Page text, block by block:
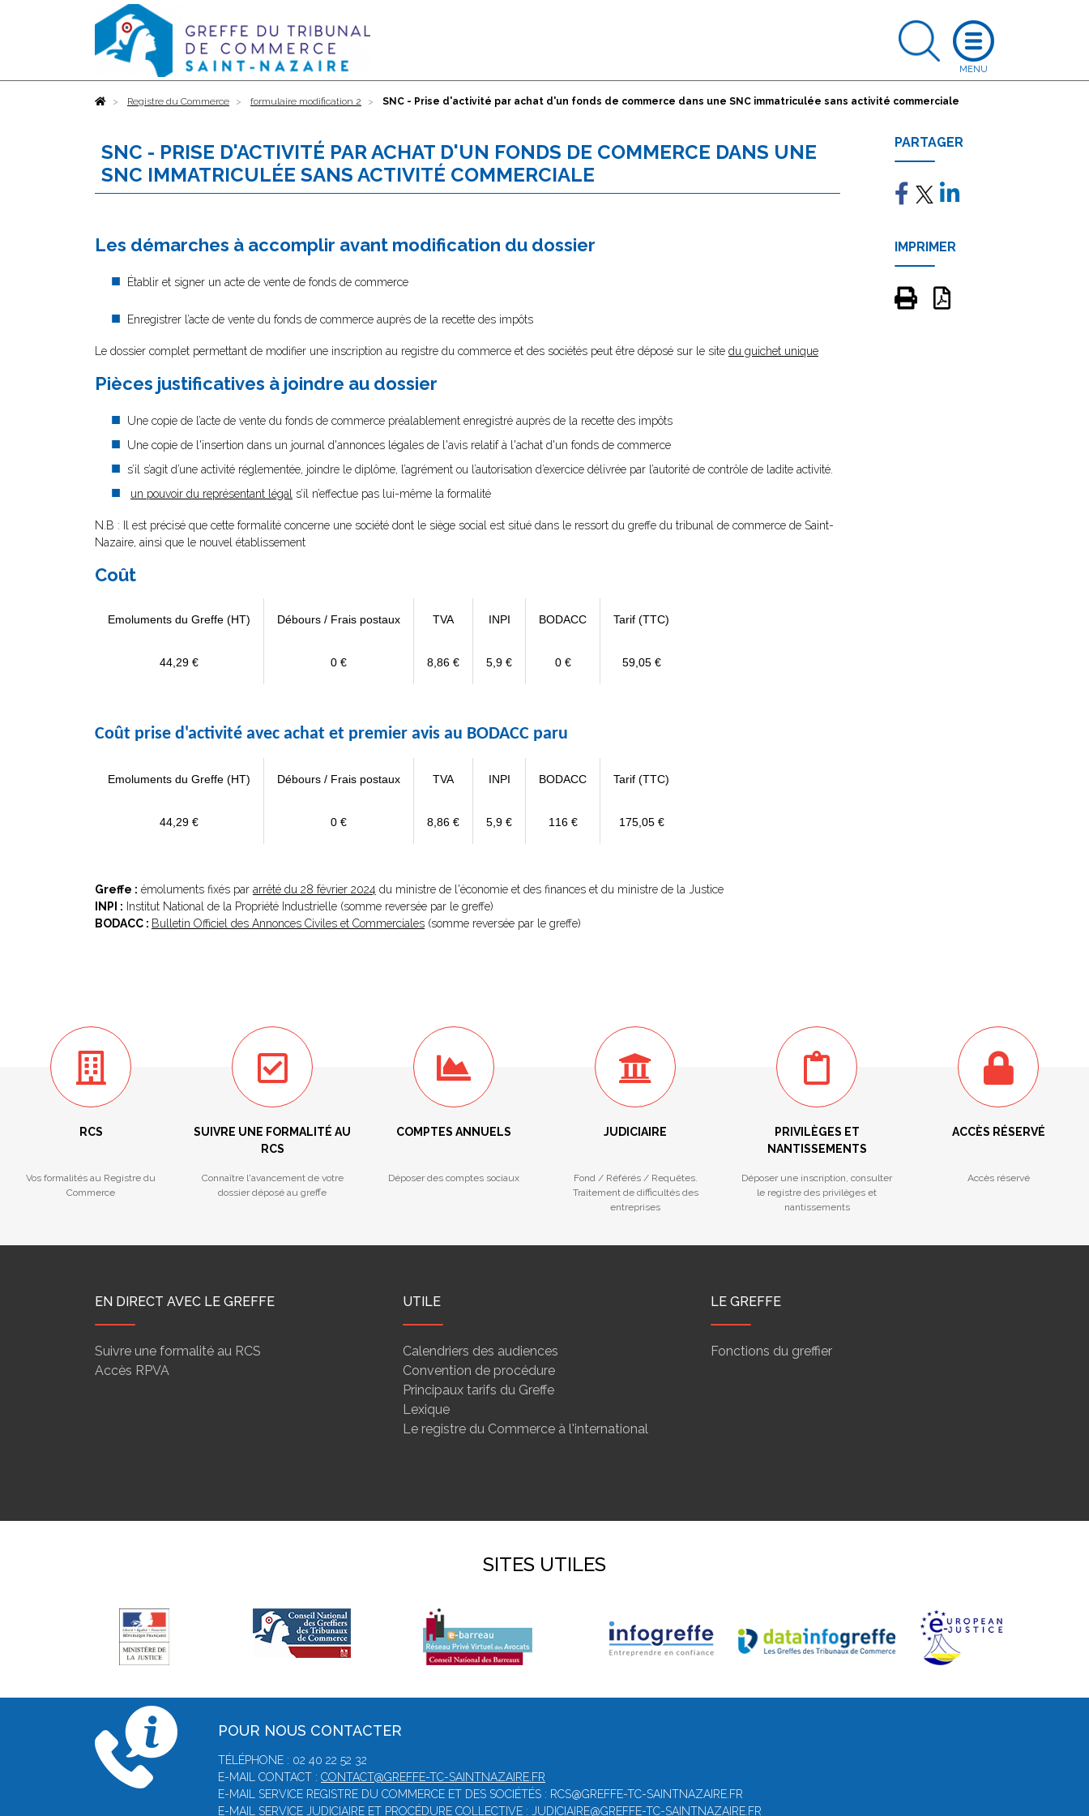
AccueilRegistre du Commerce formulaire modification 2 SNC - Prise d'activité par achat d'un fonds de commerce dans une SNC immatriculée sans activité commerciale
SNC - PRISE D'ACTIVITÉ PAR ACHAT D'UN FONDS DE COMMERCE DANS UNE
SNC IMMATRICULÉE SANS ACTIVITÉ COMMERCIALE
Les démarches à accomplir avant modification du dossier
Établir et signer un acte de vente de fonds de commerce
Enregistrer l’acte de vente du fonds de commerce auprès de la recette des impôts
Le dossier complet permettant de modifier une inscription au registre du commerce et des sociétés peut être déposé sur le site du guichet unique
Pièces justificatives à joindre au dossier
Une copie de l’acte de vente du fonds de commerce préalablement enregistré auprès de la recette des impôts
Une copie de l'insertion dans un journal d'annonces légales de l'avis relatif à l'achat d'un fonds de commerce
s’il s’agit d’une activité réglementée, joindre le diplôme, l’agrément ou l’autorisation d’exercice délivrée par l’autorité de contrôle de ladite activité.
un pouvoir du représentant légal s’il n’effectue pas lui-même la formalité
N.B : Il est précisé que cette formalité concerne une société dont le siège social est situé dans le ressort du greffe du tribunal de commerce de Saint-
Nazaire, ainsi que le nouvel établissement
Coût
Emoluments du Greffe (HT) Débours / Frais postaux TVA INPI BODACC Tarif (TTC)
44,29 € 0 € 8,86 € 5,9 € 0 € 59,05 €
Coût prise d'activité avec achat et premier avis au BODACC paru
Emoluments du Greffe (HT) Débours / Frais postaux TVA INPI BODACC Tarif (TTC)
44,29 € 0 € 8,86 € 5,9 € 116 € 175,05 €
Greffe : émoluments fixés par arrêté du 28 février 2024 du ministre de l'économie et des finances et du ministre de la Justice
INPI : Institut National de la Propriété Industrielle (somme reversée par le greffe)
BODACC : Bulletin Officiel des Annonces Civiles et Commerciales (somme reversée par le greffe)
PARTAGER
IMPRIMER
RCS
Vos formalités au Registre du
Commerce
SUIVRE UNE FORMALITÉ AU
RCS
Connaître l'avancement de votre
dossier déposé au greffe
COMPTES ANNUELS
Déposer des comptes sociaux
JUDICIAIRE
Fond / Référés / Requêtes.
Traitement de difficultés des
entreprises
PRIVILÈGES ET
NANTISSEMENTS
Déposer une inscription, consulter
le registre des privilèges et
nantissements
ACCÈS RÉSERVÉ
Accès réservé
EN DIRECT AVEC LE GREFFE
Suivre une formalité au RCS
Accès RPVA
UTILE
Calendriers des audiences
Convention de procédure
Principaux tarifs du Greffe
Lexique
Le registre du Commerce à l'international
LE GREFFE
Fonctions du greffier
SITES UTILES
POUR NOUS CONTACTER
TÉLÉPHONE : 02 40 22 52 32
E-MAIL CONTACT : CONTACT@GREFFE-TC-SAINTNAZAIRE.FR
E-MAIL SERVICE REGISTRE DU COMMERCE ET DES SOCIÉTÉS : RCS@GREFFE-TC-SAINTNAZAIRE.FR
E-MAIL SERVICE JUDICIAIRE ET PROCÉDURE COLLECTIVE : JUDICIAIRE@GREFFE-TC-SAINTNAZAIRE.FR